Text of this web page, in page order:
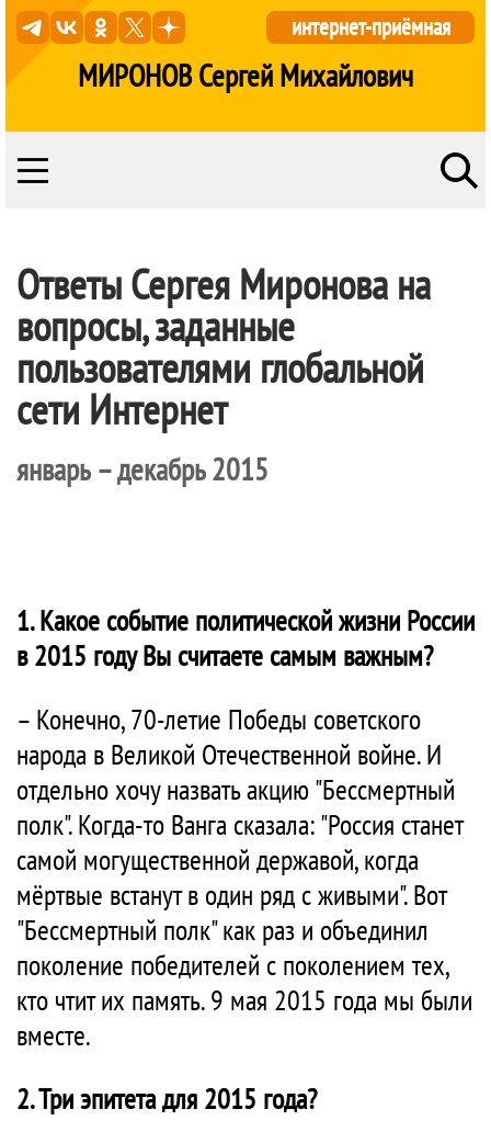
МИРОНОВ Сергей Михайлович
интернет-приёмная
Ответы Сергея Миронова на
вопросы, заданные
пользователями глобальной
сети Интернет
январь – декабрь 2015
1. Какое событие политической жизни России
в 2015 году Вы считаете самым важным?
– Конечно, 70-летие Победы советского
народа в Великой Отечественной войне. И
отдельно хочу назвать акцию "Бессмертный
полк". Когда-то Ванга сказала: "Россия станет
самой могущественной державой, когда
мёртвые встанут в один ряд с живыми". Вот
"Бессмертный полк" как раз и объединил
поколение победителей с поколением тех,
кто чтит их память. 9 мая 2015 года мы были
вместе.
2. Три эпитета для 2015 года?